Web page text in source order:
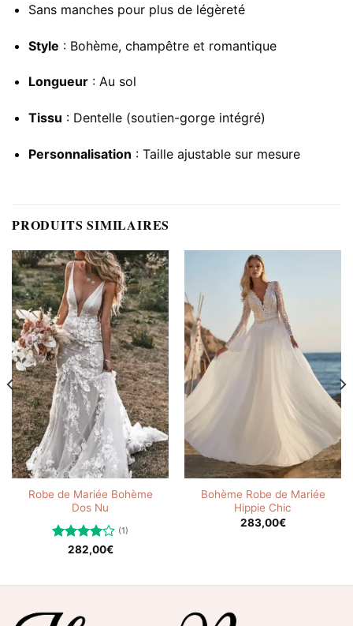
Sans manches pour plus de légèreté
Style : Bohème, champêtre et romantique
Longueur: Au sol
Tissu : Dentelle (soutien-gorge intégré)
Personnalisation : Taille ajustable sur mesure
PRODUITS SIMILAIRES
Robe de Mariée Bohème
Dos Nu
Note
(1)
282,00€
Bohème Robe de Mariée
Hippie Chic
283,00€